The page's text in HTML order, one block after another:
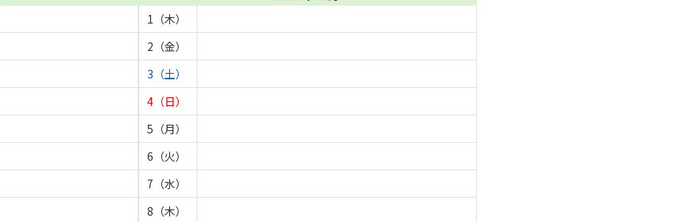
1（木）
2（金）
3（土）
4（日）
5（月）
6（火）
7（水）
8（木）